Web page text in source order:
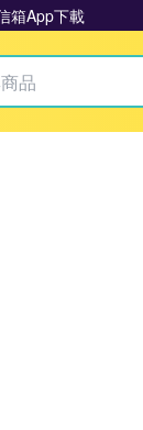
箱App下載